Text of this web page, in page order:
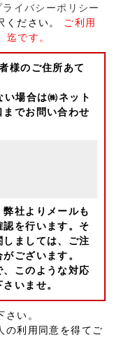
イバシーポリシー
ください。 ご利用
迄です。
様のご住所あて
場合は㈱ネット
でお問い合わせ
社よりメールも
認を行います。そ
ましては、ご注
ございます。
このような対応
いませ。
い。
の利用同意を得てご